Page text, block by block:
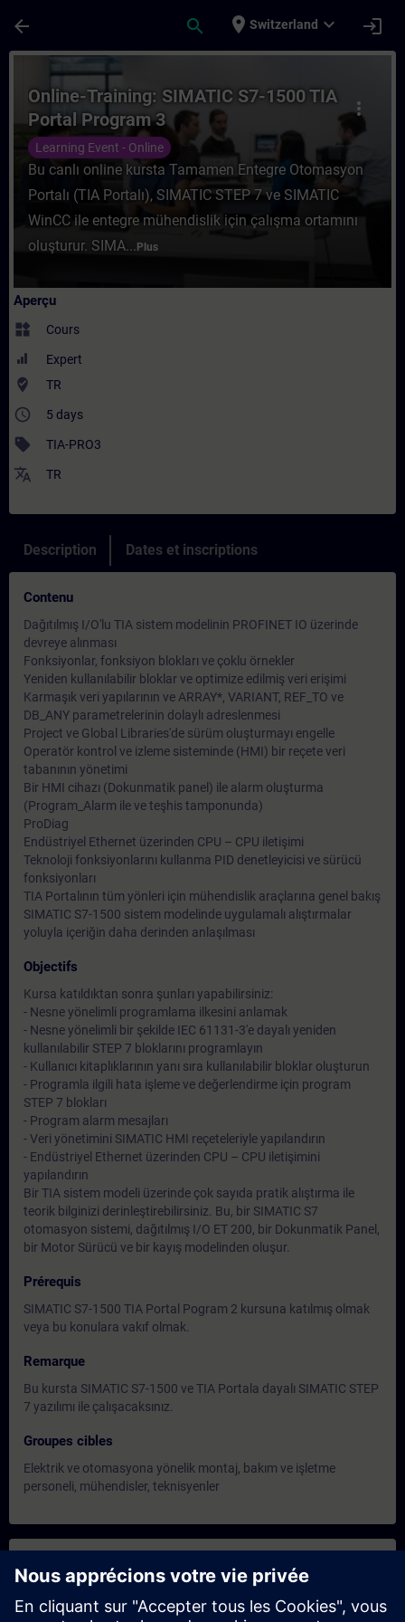
arrow_back search place Switzerland expand_more login
Cours - Online-Training: SIMATIC S7-
more_vert
Online-Training: SIMATIC S7-1500 TIA
Portal Program 3
Learning Event - Online
Bu canlı online kursta Tamamen Entegre Otomasyon
Portalı (TIA Portalı), SIMATIC STEP 7 ve SIMATIC
WinCC ile entegre mühendislik için çalışma ortamını
oluşturur. SIMA... Plus
Aperçu
widgets Cours
Expert
where_to_vote TR
access_time 5 days
sell TIA-PRO3
translate TR
Description Dates et inscriptions
Contenu
Dağıtılmış I/O'lu TIA sistem modelinin PROFINET IO üzerinde
devreye alınması
Fonksiyonlar, fonksiyon blokları ve çoklu örnekler
Yeniden kullanılabilir bloklar ve optimize edilmiş veri erişimi
Karmaşık veri yapılarının ve ARRAY*, VARIANT, REF_TO ve
DB_ANY parametrelerinin dolaylı adreslenmesi
Project ve Global Libraries'de sürüm oluşturmayı engelle
Operatör kontrol ve izleme sisteminde (HMI) bir reçete veri
tabanının yönetimi
Bir HMI cihazı (Dokunmatik panel) ile alarm oluşturma
(Program_Alarm ile ve teşhis tamponunda)
ProDiag
Endüstriyel Ethernet üzerinden CPU – CPU iletişimi
Teknoloji fonksiyonlarını kullanma PID denetleyicisi ve sürücü
fonksiyonları
TIA Portalının tüm yönleri için mühendislik araçlarına genel bakış
SIMATIC S7-1500 sistem modelinde uygulamalı alıştırmalar
yoluyla içeriğin daha derinden anlaşılması
Objectifs
Kursa katıldıktan sonra şunları yapabilirsiniz:
- Nesne yönelimli programlama ilkesini anlamak
- Nesne yönelimli bir şekilde IEC 61131-3'e dayalı yeniden
kullanılabilir STEP 7 bloklarını programlayın
- Kullanıcı kitaplıklarının yanı sıra kullanılabilir bloklar oluşturun
- Programla ilgili hata işleme ve değerlendirme için program
STEP 7 blokları
- Program alarm mesajları
- Veri yönetimini SIMATIC HMI reçeteleriyle yapılandırın
- Endüstriyel Ethernet üzerinden CPU – CPU iletişimini
yapılandırın
Bir TIA sistem modeli üzerinde çok sayıda pratik alıştırma ile
teorik bilginizi derinleştirebilirsiniz. Bu, bir SIMATIC S7
otomasyon sistemi, dağıtılmış I/O ET 200, bir Dokunmatik Panel,
bir Motor Sürücü ve bir kayış modelinden oluşur.
Prérequis
SIMATIC S7-1500 TIA Portal Pogram 2 kursuna katılmış olmak
veya bu konulara vakıf olmak.
Remarque
Bu kursta SIMATIC S7-1500 ve TIA Portala dayalı SIMATIC STEP
7 yazılımı ile çalışacaksınız.
Groupes cibles
Elektrik ve otomasyona yönelik montaj, bakım ve işletme
personeli, mühendisler, teknisyenler
Dates et inscriptions
Oct 19, 2026 | 06:00 AM